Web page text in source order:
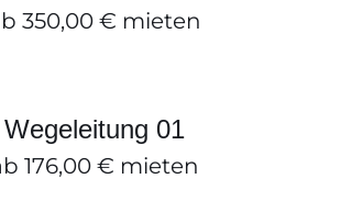
350,00 € mieten
Wegeleitung 01
176,00 € mieten